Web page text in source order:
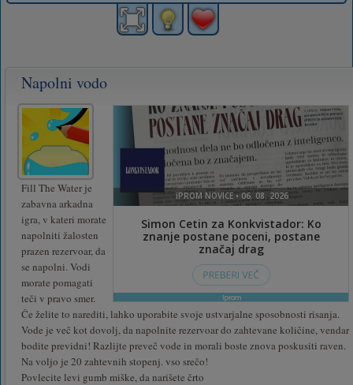
Napolni vodo
Fill The Water je
zabavna arkadna
igra, v kateri morate
napolniti žalosten
prazen rezervoar, da
se napolni. Vodi
morate pomagati
teči v pravo smer.
Če želite to narediti, lahko uporabite svoje ustvarjalne sposobnosti risanja.
Vode je več kot dovolj, da napolnite rezervoar do zahtevane količine, vendar
bodite previdni! Razlijte preveč vode in morali boste znova poskusiti raven.
Na voljo je 20 zahtevnih stopenj. vso srečo!
Povlecite levi gumb miške, da narišete črto